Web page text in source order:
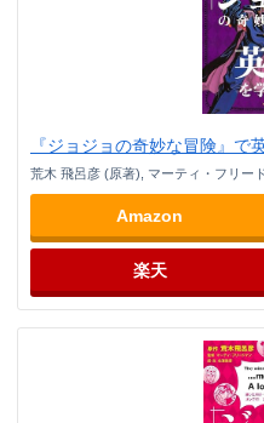
『ジョジョの奇妙な冒険』で
荒木 飛呂彦 (原著), マーティ・フリー
Amazon
楽天